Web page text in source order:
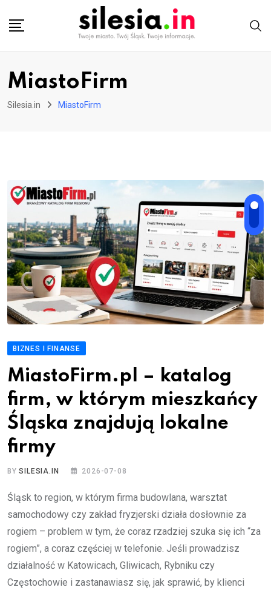
MiastoFirm
Silesia.in MiastoFirm
BIZNES I FINANSE
MiastoFirm.pl – katalog
firm, w którym mieszkańcy
Śląska znajdują lokalne
firmy
BYSILESIA.IN 2026-07-08
Śląsk to region, w którym firma budowlana, warsztat
samochodowy czy zakład fryzjerski działa dosłownie za
rogiem – problem w tym, że coraz rzadziej szuka się ich “za
rogiem”, a coraz częściej w telefonie. Jeśli prowadzisz
działalność w Katowicach, Gliwicach, Rybniku czy
Częstochowie i zastanawiasz się, jak sprawić, by klienci